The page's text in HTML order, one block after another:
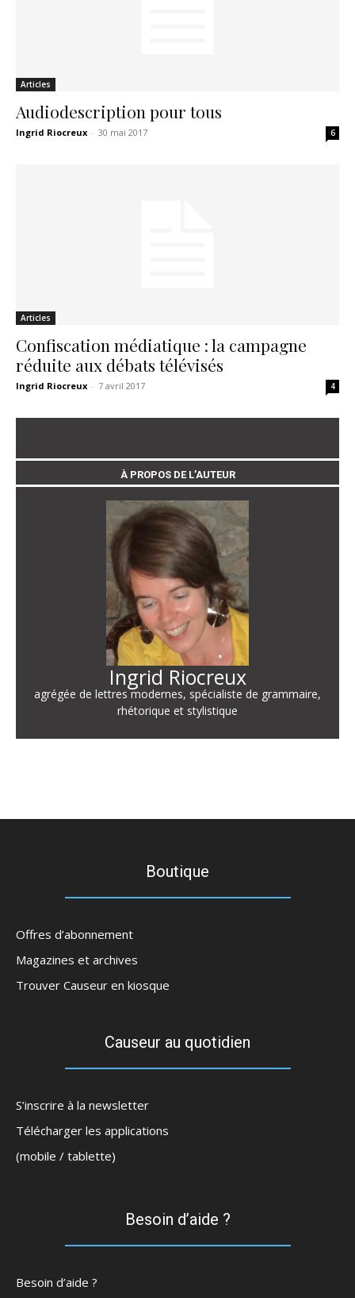
Articles
Audiodescription pour tous
Ingrid Riocreux - 30 mai 2017 6
Articles
Confiscation médiatique : la campagne
réduite aux débats télévisés
Ingrid Riocreux - 7 avril 2017 4
À PROPOS DE L’AUTEUR
Ingrid Riocreux
agrégée de lettres modernes, spécialiste de grammaire,
rhétorique et stylistique
Boutique
Offres d’abonnement
Magazines et archives
Trouver Causeur en kiosque
Causeur au quotidien
S’inscrire à la newsletter
Télécharger les applications
(mobile / tablette)
Besoin d’aide ?
Besoin d’aide ?